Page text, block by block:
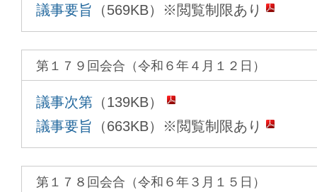
議事要旨 （569KB）※閲覧制限あり
第１７９回会合（令和６年４月１２日）
議事次第 （139KB）
議事要旨 （663KB）※閲覧制限あり
第１７８回会合（令和６年３月１５日）